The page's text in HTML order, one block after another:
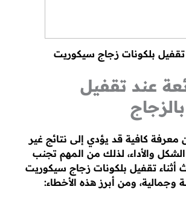
بلكونات زجاج سيكوريت
عند تقفيل
معرفة كافية قد يؤدي إلى نتائج غير
والأداء، لذلك من المهم تجنب
أثناء تقفيل بلكونات زجاج سيكوريت
وجمالية، ومن أبرز هذه الأخطاء: